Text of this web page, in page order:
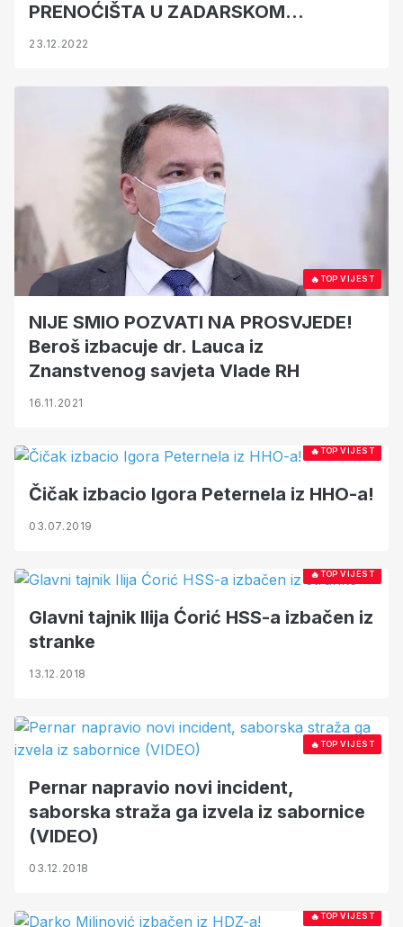
PRENOĆIŠTA U ZADARSKOM
CARITASU?
23.12.2022
🔥TOP VIJEST
NIJE SMIO POZVATI NA PROSVJEDE!
Beroš izbacuje dr. Lauca iz
Znanstvenog savjeta Vlade RH
16.11.2021
🔥TOP VIJEST
Čičak izbacio Igora Peternela iz HHO-a!
03.07.2019
🔥TOP VIJEST
Glavni tajnik Ilija Ćorić HSS-a izbačen iz
stranke
13.12.2018
🔥TOP VIJEST
Pernar napravio novi incident,
saborska straža ga izvela iz sabornice
(VIDEO)
03.12.2018
🔥TOP VIJEST